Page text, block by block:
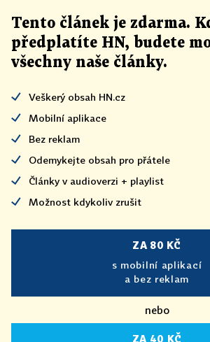
Tento článek je zdarma.
předplatíte HN, budete
všechny naše články.
Veškerý obsah HN.cz
Mobilní aplikace
Bez reklam
Odemykejte obsah pro přátele
Články v audioverzi + playlist
Možnost kdykoliv zrušit
ZA 80 KČ
s mobilní aplikací
a bez reklam
nebo
ZA 40 KČ